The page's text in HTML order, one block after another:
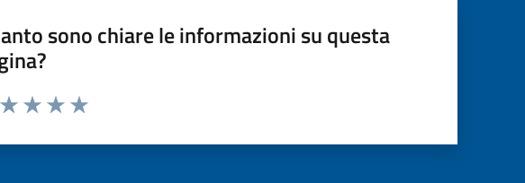
sono chiare le informazioni su questa
da 1 a 5 stelle la pagina